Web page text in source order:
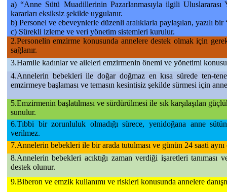
a) “Anne Sütü Muadillerinin Pazarlanmasıyla ilgili
kararları eksiksiz şekilde uygulanır.
b) Personel ve ebeveynlerle düzenli aralıklarla paylaşılan, yazılı
c) Sürekli izleme ve veri yönetim sistemleri kurulur.
2.Personelin emzirme konusunda annelere destek olmak için
sağlanır.
3.Hamile kadınlar ve aileleri emzirmenin önemi ve yönetimi
4.Annelerin bebekleri ile doğar doğmaz en kısa sürede ten-
emzirmeye başlaması ve temasın kesintisiz şekilde sürmesi için
5.Emzirmenin başlatılması ve sürdürülmesi ile sık karşılaşılan
sunulur.
6.Tıbbi bir zorunluluk olmadığı sürece, yenidoğana anne
verilmez.
7.Annelerin bebekleri ile bir arada tutulması ve günün 24 saati aynı
8.Annelerin bebekleri acıktığı zaman verdiği işaretleri tanıması
destek olunur.
9.Biberon ve emzik kullanımı ve riskleri konusunda annelere